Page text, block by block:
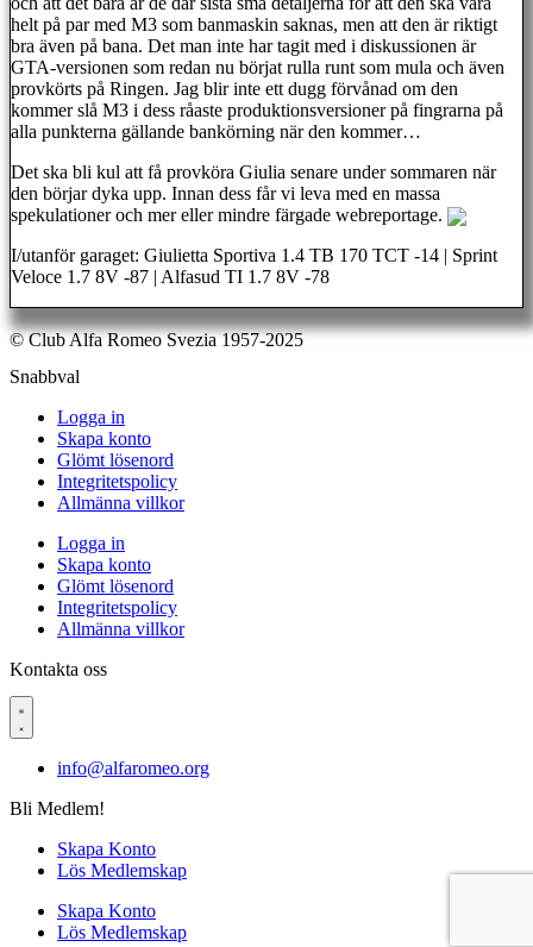
helt på par med M3 som banmaskin saknas, men att den är riktigt
bra även på bana. Det man inte har tagit med i diskussionen är
GTA-versionen som redan nu börjat rulla runt som mula och även
provkörts på Ringen. Jag blir inte ett dugg förvånad om den
kommer slå M3 i dess råaste produktionsversioner på fingrarna på
alla punkterna gällande bankörning när den kommer…
Det ska bli kul att få provköra Giulia senare under sommaren när
den börjar dyka upp. Innan dess får vi leva med en massa
spekulationer och mer eller mindre färgade webreportage.
I/utanför garaget: Giulietta Sportiva 1.4 TB 170 TCT -14 | Sprint
Veloce 1.7 8V -87 | Alfasud TI 1.7 8V -78
© Club Alfa Romeo Svezia 1957-2025
Snabbval
Logga in
Skapa konto
Glömt lösenord
Integritetspolicy
Allmänna villkor
Logga in
Skapa konto
Glömt lösenord
Integritetspolicy
Allmänna villkor
Kontakta oss
info@alfaromeo.org
Bli Medlem!
Skapa Konto
Lös Medlemskap
Skapa Konto
Lös Medlemskap